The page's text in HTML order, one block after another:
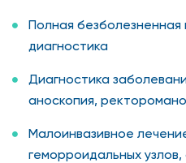
Полная безболезненная
диагностика
Диагностика
аноскопия,
Малоинвазивное
геморроидальных